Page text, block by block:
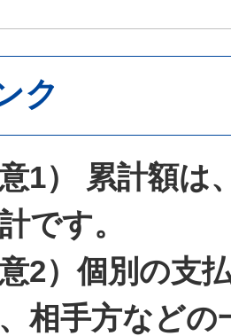
ク
意1） 累計額は
です。
意2）個別の支
相手方などの